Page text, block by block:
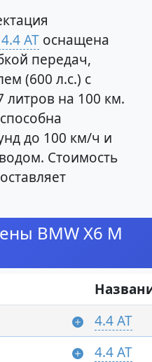
AT оснащена
передач,
(600 л.с.) с
литров на 100 км.
до 100 км/ч и
Стоимость
BMW X6 M
4.4 AT
4.4 AT